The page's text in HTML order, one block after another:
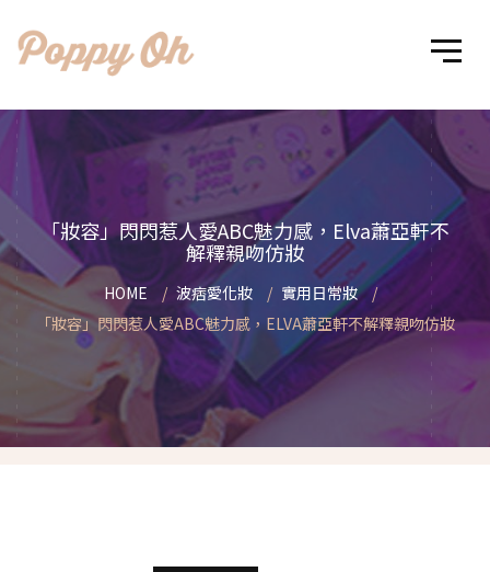
「妝容」閃閃惹人愛ABC魅力感，Elva蕭亞軒不
解釋親吻仿妝
HOME 波痞愛化妝
實用日常妝
「妝容」閃閃惹人愛ABC魅力感，ELVA蕭亞軒不解釋親吻仿妝